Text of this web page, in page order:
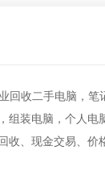
回收二手电脑，
装电脑，个人
、现金交易、